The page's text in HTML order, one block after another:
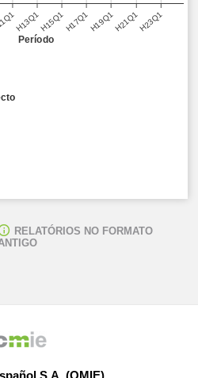
Período
H13Q1H15Q1H17Q1H19Q1H21Q1H23Q1
RELATÓRIOS NO FORMATO
S.A. (OMIE)